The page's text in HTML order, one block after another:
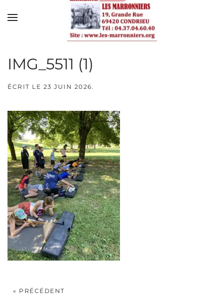
Skip to main content
IMG_5511 (1)
ÉCRIT LE 23 JUIN 2026.
« PRÉCÉDENT